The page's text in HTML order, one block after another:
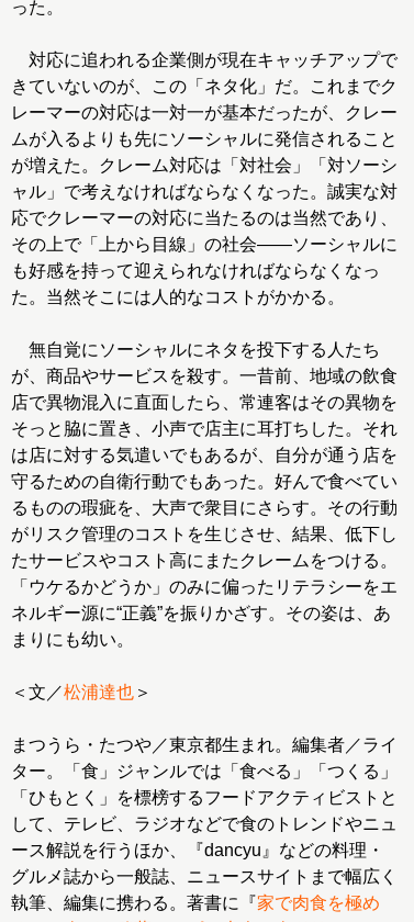
った。
対応に追われる企業側が現在キャッチアップで
きていないのが、この「ネタ化」だ。これまでク
レーマーの対応は一対一が基本だったが、クレー
ムが入るよりも先にソーシャルに発信されること
が増えた。クレーム対応は「対社会」「対ソーシ
ャル」で考えなければならなくなった。誠実な対
応でクレーマーの対応に当たるのは当然であり、
その上で「上から目線」の社会――ソーシャルに
も好感を持って迎えられなければならなくなっ
た。当然そこには人的なコストがかかる。
無自覚にソーシャルにネタを投下する人たち
が、商品やサービスを殺す。一昔前、地域の飲食
店で異物混入に直面したら、常連客はその異物を
そっと脇に置き、小声で店主に耳打ちした。それ
は店に対する気遣いでもあるが、自分が通う店を
守るための自衛行動でもあった。好んで食べてい
るものの瑕疵を、大声で衆目にさらす。その行動
がリスク管理のコストを生じさせ、結果、低下し
たサービスやコスト高にまたクレームをつける。
「ウケるかどうか」のみに偏ったリテラシーをエ
ネルギー源に“正義”を振りかざす。その姿は、あ
まりにも幼い。
＜文／松浦達也 ＞
まつうら・たつや／東京都生まれ。編集者／ライ
ター。「食」ジャンルでは「食べる」「つくる」
「ひもとく」を標榜するフードアクティビストと
して、テレビ、ラジオなどで食のトレンドやニュ
ース解説を行うほか、『dancyu』などの料理・
グルメ誌から一般誌、ニュースサイトまで幅広く
執筆、編集に携わる。著書に『家で肉食を極め